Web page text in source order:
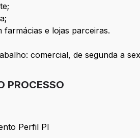
farmácias e lojas parceiras.
comercial, de segunda a
PROCESSO
Perfil PI
Perfil PI